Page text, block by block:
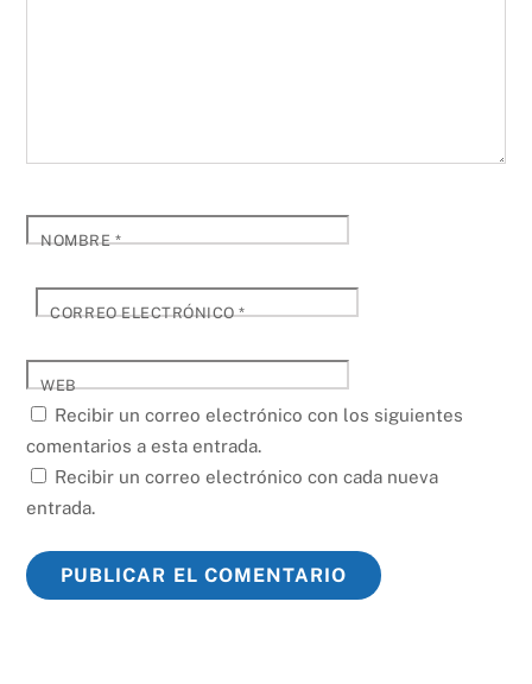
NOMBRE*
CORREO ELECTRÓNICO*
WEB
Recibir un correo electrónico con los siguientes
comentarios a esta entrada.
Recibir un correo electrónico con cada nueva
entrada.